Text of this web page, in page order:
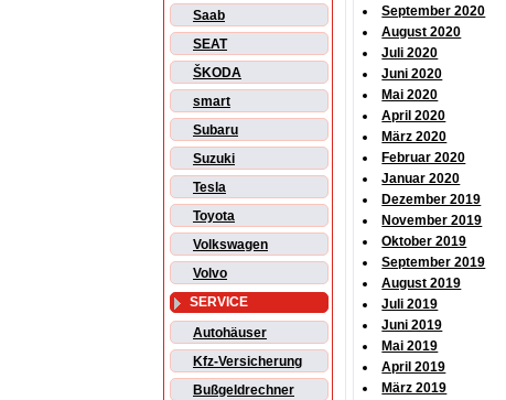
Saab
SEAT
ŠKODA
smart
Subaru
Suzuki
Tesla
Toyota
Volkswagen
Volvo
SERVICE
Autohäuser
Kfz-Versicherung
Bußgeldrechner
September 2020
August 2020
Juli 2020
Juni 2020
Mai 2020
April 2020
März 2020
Februar 2020
Januar 2020
Dezember 2019
November 2019
Oktober 2019
September 2019
August 2019
Juli 2019
Juni 2019
Mai 2019
April 2019
März 2019